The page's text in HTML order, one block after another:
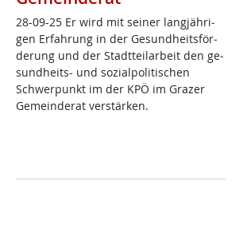
28-09-25 Er wird mit sei­ner lang­jäh­ri­
gen Er­fah­rung in der Ge­sund­heits­för­
de­rung und der Stadt­teil­ar­beit den ge­
sund­heits- und so­zial­po­li­ti­schen
Schwer­punkt im der KPÖ im Gra­zer
Ge­mein­de­rat ver­stär­ken.